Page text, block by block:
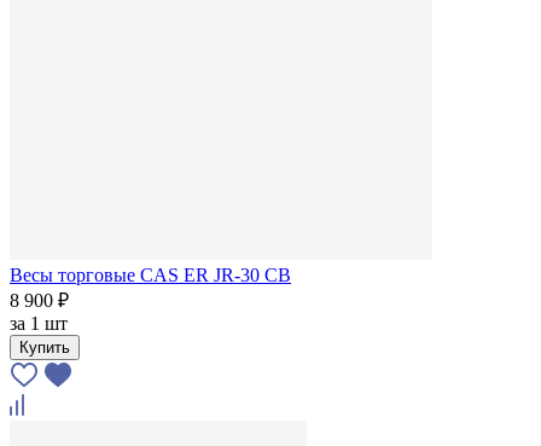
Весы торговые CAS ER JR-30 CB
8 900 ₽
за 1 шт
Купить